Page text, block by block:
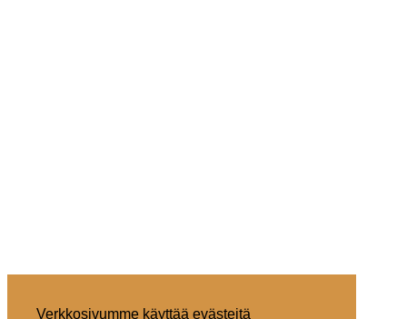
Verkkosivumme käyttää evästeitä